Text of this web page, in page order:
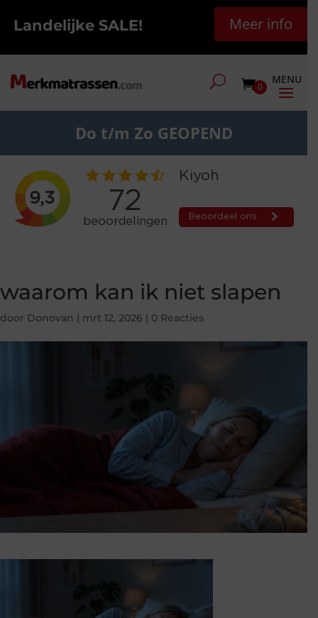
Landelijke SALE! Meer info
0
Do t/m Zo GEOPEND
waarom kan ik niet slapen
door Donovan | mrt 12, 2026 | 0 Reacties